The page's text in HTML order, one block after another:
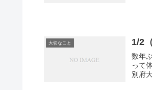
大切なこと 1/2
数年
って
別府